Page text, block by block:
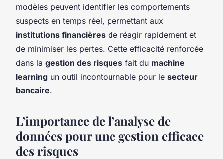
modèles peuvent identifier les comportements
suspects en temps réel, permettant aux
institutions financières de réagir rapidement et
de minimiser les pertes. Cette efficacité renforcée
dans la gestion des risques fait du machine
learning un outil incontournable pour le secteur
bancaire.
L’importance de l’analyse de
données pour une gestion efficace
des risques